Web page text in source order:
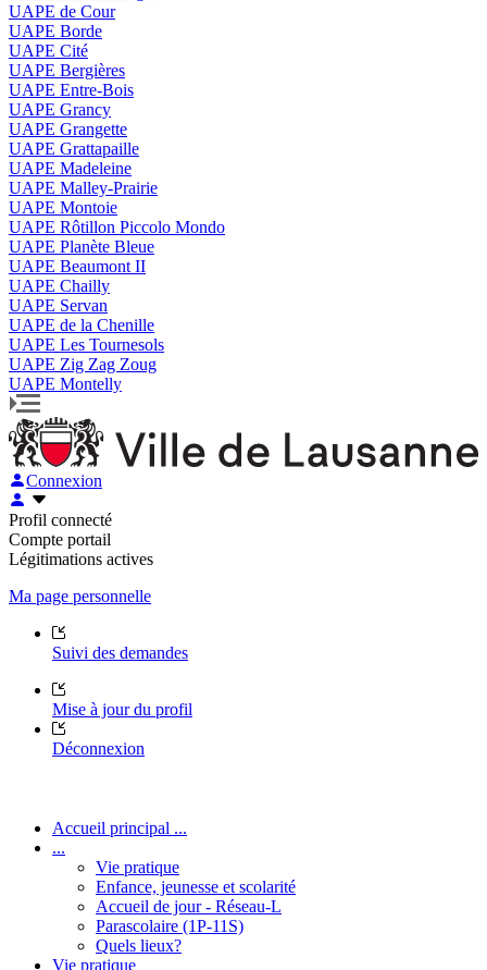
UAPE de Cour
UAPE Borde
UAPE Cité
UAPE Bergières
UAPE Entre-Bois
UAPE Grancy
UAPE Grangette
UAPE Grattapaille
UAPE Madeleine
UAPE Malley-Prairie
UAPE Montoie
UAPE Rôtillon Piccolo Mondo
UAPE Planète Bleue
UAPE Beaumont II
UAPE Chailly
UAPE Servan
UAPE de la Chenille
UAPE Les Tournesols
UAPE Zig Zag Zoug
UAPE Montelly
Connexion
Profil connecté
Compte portail
Légitimations actives
Ma page personnelle
Suivi des demandes
Mise à jour du profil
Déconnexion
Accueil principal ...
...
Vie pratique
Enfance, jeunesse et scolarité
Accueil de jour - Réseau-L
Parascolaire (1P-11S)
Quels lieux?
Vie pratique